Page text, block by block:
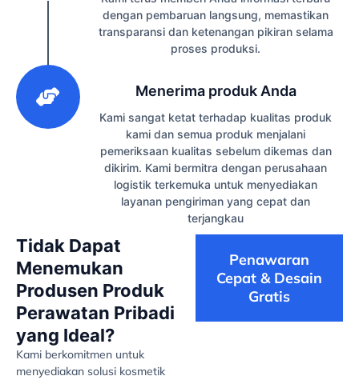
dengan pembaruan langsung, memastikan
transparansi dan ketenangan pikiran selama
proses produksi.
Menerima produk Anda
Kami sangat ketat terhadap kualitas produk
kami dan semua produk menjalani
pemeriksaan kualitas sebelum dikemas dan
dikirim. Kami bermitra dengan perusahaan
logistik terkemuka untuk menyediakan
layanan pengiriman yang cepat dan
terjangkau
Tidak Dapat
Menemukan
Produsen Produk
Perawatan Pribadi
yang Ideal?
Kami berkomitmen untuk
menyediakan solusi kosmetik
Penawaran
Cepat & Desain
Gratis